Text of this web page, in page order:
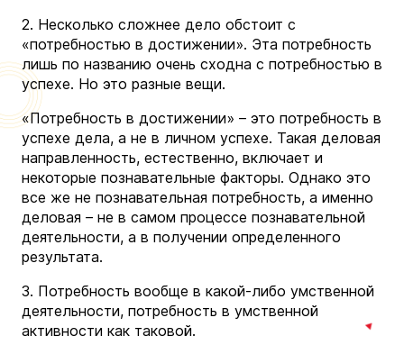
2. Несколько сложнее дело обстоит с
«потребностью в достижении». Эта потребность
лишь по названию очень сходна с потребностью в
успехе. Но это разные вещи.
«Потребность в достижении» – это потребность в
успехе дела, а не в личном успехе. Такая деловая
направленность, естественно, включает и
некоторые познавательные факторы. Однако это
все же не познавательная потребность, а именно
деловая – не в самом процессе познавательной
деятельности, а в получении определенного
результата.
3. Потребность вообще в какой-либо умственной
деятельности, потребность в умственной
активности как таковой.